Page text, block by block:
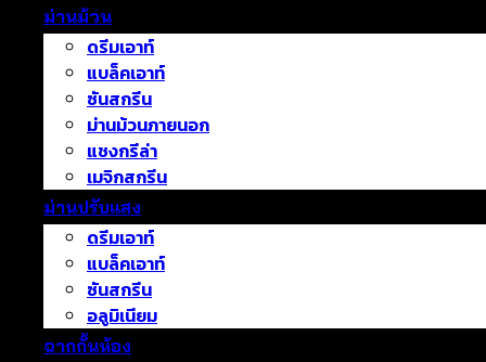
ม่านม้วน
ดรีมเอาท์
แบล็คเอาท์
ซันสกรีน
ม่านม้วนภายนอก
แชงกรีล่า
เมจิกสกรีน
ม่านปรับแสง
ดรีมเอาท์
แบล็คเอาท์
ซันสกรีน
อลูมิเนียม
ฉากกั้นห้อง